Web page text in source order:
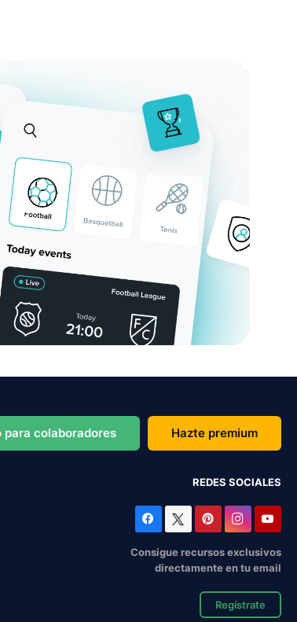
para colaboradores Hazte premium
REDES SOCIALES
Consigue recursos exclusivos
directamente en tu email
Regístrate